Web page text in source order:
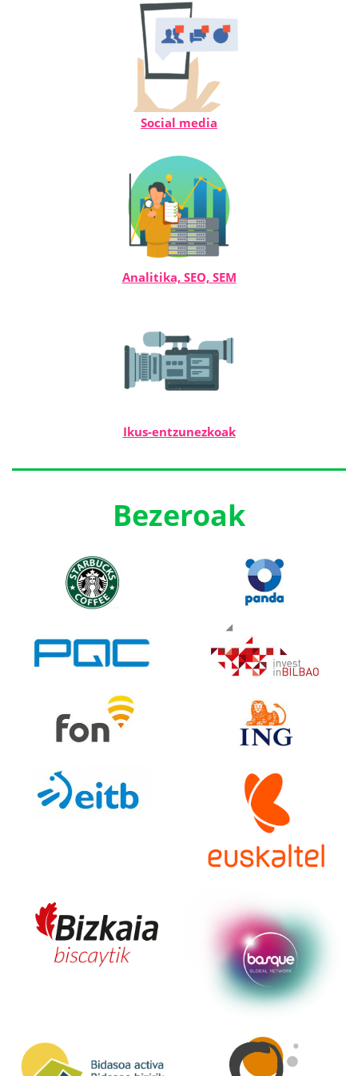
Social media
Analitika, SEO, SEM
Ikus-entzunezkoak
Bezeroak